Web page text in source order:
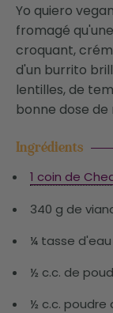
Yo quiero
fromagé
croquant,
d'un burrito
lentilles, de
bonne dose
Ingrédients
1 coin de
340 g de
¼ tasse d'eau
½ c.c. de
½ c.c. poudre